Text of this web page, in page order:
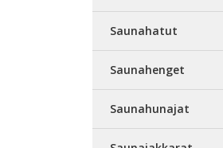
Saunahatut
Saunahenget
Saunahunajat